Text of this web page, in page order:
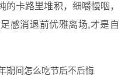
卡路里堆积，细嚼慢咽，
感消退前优雅离场,才是自
期间怎么吃节后不后悔